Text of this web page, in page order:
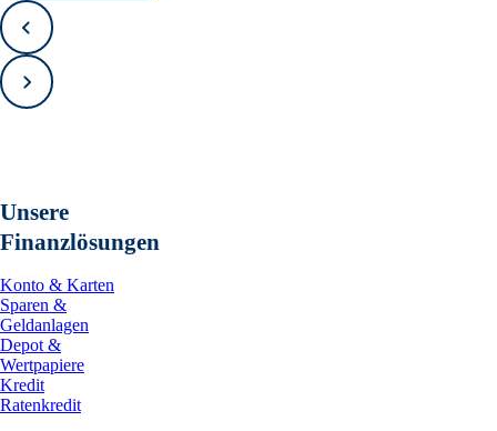
Zurück
Vorwärts
Unsere
Finanzlösungen
Konto & Karten
Sparen &
Geldanlagen
Depot &
Wertpapiere
Kredit
Ratenkredit